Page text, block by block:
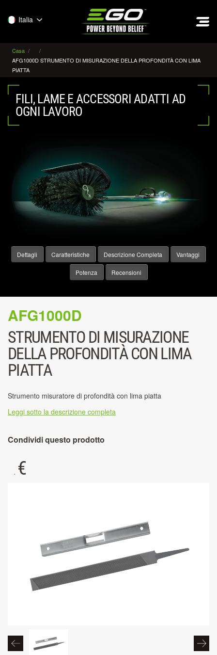
Italia
Casa
AFG1000D STRUMENTO DI MISURAZIONE DELLA PROFONDITÀ CON LIMA
PIATTA
FILI, LAME E ACCESSORI ADATTI AD
OGNI LAVORO
Dettagli Caratteristiche Descrizione Completa Vantaggi
Potenza Recensioni
AFG1000D
STRUMENTO DI MISURAZIONE
DELLA PROFONDITÀ CON LIMA
PIATTA
Strumento misuratore di profondità con lima piatta
Leggi sotto la descrizione completa
Condividi questo prodotto
. €